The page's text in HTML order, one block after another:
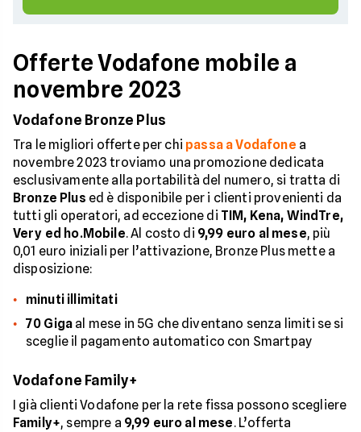
Offerte Vodafone mobile a
novembre 2023
Vodafone Bronze Plus
Tra le migliori offerte per chi passa a Vodafone a
novembre 2023 troviamo una promozione dedicata
esclusivamente alla portabilità del numero, si tratta di
Bronze Plus ed è disponibile per i clienti provenienti da
tutti gli operatori, ad eccezione di TIM, Kena, WindTre,
Very ed ho.Mobile. Al costo di 9,99 euro al mese, più
0,01 euro iniziali per l’attivazione, Bronze Plus mette a
disposizione:
minuti illimitati
70 Giga al mese in 5G che diventano senza limiti se si
sceglie il pagamento automatico con Smartpay
Vodafone Family+
I già clienti Vodafone per la rete fissa possono scegliere
Family+, sempre a 9,99 euro al mese. L’offerta